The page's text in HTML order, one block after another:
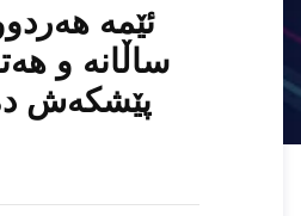
ئێمە
ساڵانە و
پێشکەش